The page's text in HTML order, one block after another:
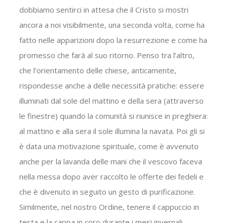
dobbiamo sentirci in attesa che il Cristo si mostri
ancora a noi visibilmente, una seconda volta, come ha
fatto nelle apparizioni dopo la resurrezione e come ha
promesso che farà al suo ritorno. Penso tra l’altro,
che l’orientamento delle chiese, anticamente,
rispondesse anche a delle necessità pratiche: essere
illuminati dal sole del mattino e della sera (attraverso
le finestre) quando la comunità si riunisce in preghiera:
al mattino e alla sera il sole illumina la navata. Poi gli si
è data una motivazione spirituale, come è avvenuto
anche per la lavanda delle mani che il vescovo faceva
nella messa dopo aver raccolto le offerte dei fedeli e
che è divenuto in seguito un gesto di purificazione.
Similmente, nel nostro Ordine, tenere il cappuccio in